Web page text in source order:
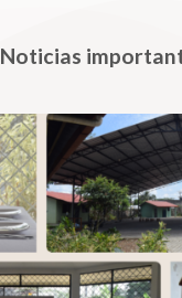
Noticias